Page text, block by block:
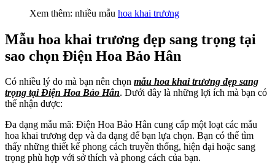
Xem thêm: nhiều mẫu hoa khai trương
Mẫu hoa khai trương đẹp sang trọng tại
sao chọn Điện Hoa Bảo Hân
Có nhiều lý do mà bạn nên chọn mẫu hoa khai trương đẹp sang
trọng tại Điện Hoa Bảo Hân. Dưới đây là những lợi ích mà bạn có
thể nhận được:
Đa dạng mẫu mã: Điện Hoa Bảo Hân cung cấp một loạt các mẫu
hoa khai trương đẹp và đa dạng để bạn lựa chọn. Bạn có thể tìm
thấy những thiết kế phong cách truyền thống, hiện đại hoặc sang
trọng phù hợp với sở thích và phong cách của bạn.